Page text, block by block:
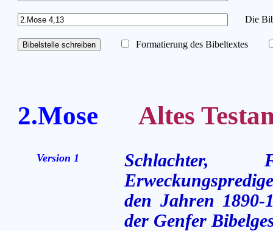
Die
Formatierung des Bibeltextes
2.Mose Altes
Version 1
Schlachter,
den Jahren 1890-
der Genfer